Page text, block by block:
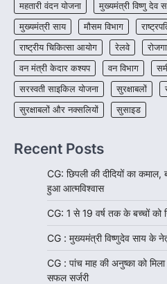
महतारी वंदन योजना
मुख्यमंत्री विष्णु देव
मुख्यमंत्री साय
मौसम विभाग
राष्ट्रीय चिकित्सा आयोग
रेलवे
वन मंत्री केदार कश्यप
वन विभाग
सरस्वती साइकिल योजना
सुरक्षाबलों
सुरक्षाबलों और नक्सलियों
सुसाइड
Recent Posts
CG: छिपली की दीदियों का
हुआ आत्मविश्वास
CG: 1 से 19 वर्ष तक के बच्चों को
CG : मुख्यमंत्री विष्णुदेव साय के
CG : पांच माह की अनुष्का को
सफल सर्जरी